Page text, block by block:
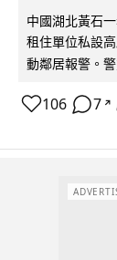
中國湖北黃石
租住單位私設
動鄰居報警。
106 7 ↗